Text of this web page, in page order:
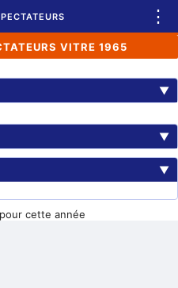
⋮
VITRE 1965
▼
▼
▼
cette année